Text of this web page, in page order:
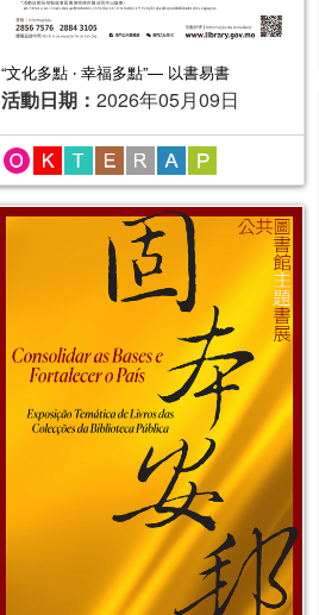
“文化多點 ‧ 幸福多點”— 以書易書
活動日期： 2026年05月09日